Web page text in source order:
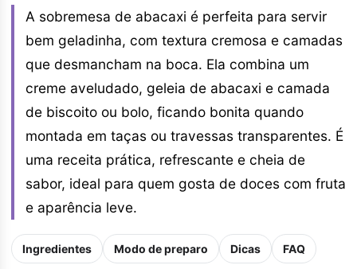
A sobremesa de abacaxi é perfeita para servir
bem geladinha, com textura cremosa e camadas
que desmancham na boca. Ela combina um
creme aveludado, geleia de abacaxi e camada
de biscoito ou bolo, ficando bonita quando
montada em taças ou travessas transparentes. É
uma receita prática, refrescante e cheia de
sabor, ideal para quem gosta de doces com fruta
e aparência leve.
Ingredientes Modo de preparo Dicas FAQ